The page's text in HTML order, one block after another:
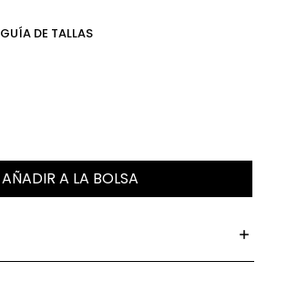
GUÍA DE TALLAS
AÑADIR A LA BOLSA